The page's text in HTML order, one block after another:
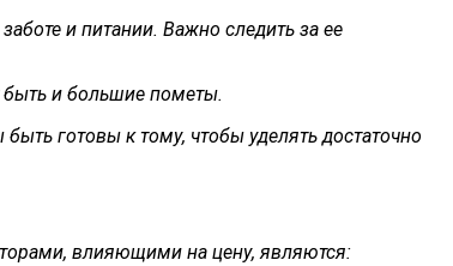
и питании. Важно следить за ее
быть и большие пометы.
готовы к тому, чтобы уделять достаточно
влияющими на цену, являются: